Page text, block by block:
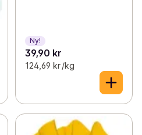
Ny!
39,90 kr
124,69 kr /kg